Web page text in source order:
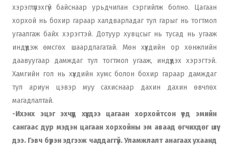
хэрэглүүлэхгүй байснаар урьдчилан сэргийлж болно. Цагаан
хорхой нь бохир гараар халдварладаг тул гарыг нь тогтмол
угаалгаж байх хэрэгтэй. Дотуур хувцсыг нь тусад нь угааж
индүүдэж өмсгөх шаардлагатай. Мөн хүүхдийн ор хөнжлийн
даавуугаар дамждаг тул тогтмол угааж, индүүдэх хэрэгтэй.
Хамгийн гол нь хүүхдийн хумс болон бохир гараар дамждаг
тул ариун цэвэр муу сахиснаар дахин дахин өвчлөх
магадлалтай.
-Ихэнх эцэг эхчүүд хүүхдээ цагаан хорхойтсон үед эмийн
сангаас дур мэдэн цагаан хорхойны эм аваад өгчихдөг шүү
дээ. Гэвч бүрэн эдгээж чаддаггүй. Уламжлалт анагаах ухаанд